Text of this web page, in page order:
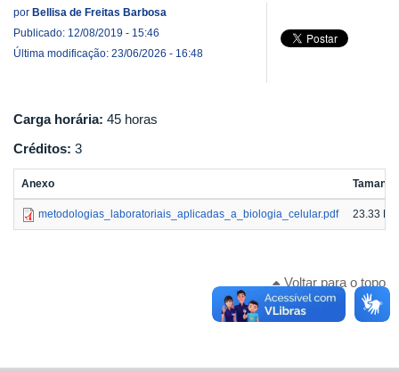
por Bellisa de Freitas Barbosa
Publicado: 12/08/2019 - 15:46
Última modificação: 23/06/2026 - 16:48
Carga horária: 45 horas
Créditos: 3
Anexo Tamanho
metodologias_laboratoriais_aplicadas_a_biologia_celular.pdf 23.33 KB
Voltar para o topo